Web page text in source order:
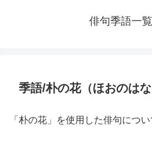
俳句季語一
季語/朴の花（ほおのは
「朴の花」を使用した俳句につ